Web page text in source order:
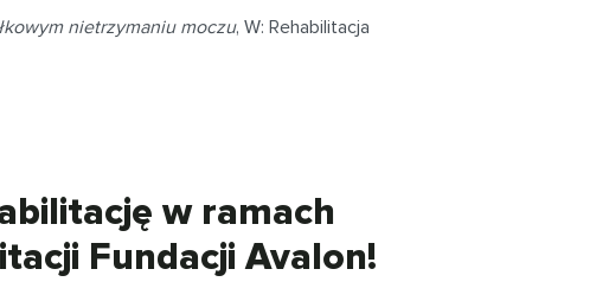
nietrzymaniu moczu, W: Rehabilitacja
w ramach
Fundacji Avalon!